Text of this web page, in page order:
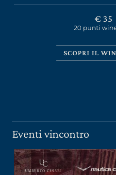
EVENTI
IL
WINE
€ 35
20 punti
SCOPRI IL
Eventi vincontro